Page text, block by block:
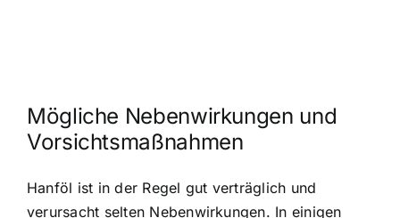
Mögliche Nebenwirkungen und
Vorsichtsmaßnahmen
Hanföl ist in der Regel gut verträglich und
verursacht selten Nebenwirkungen. In einigen